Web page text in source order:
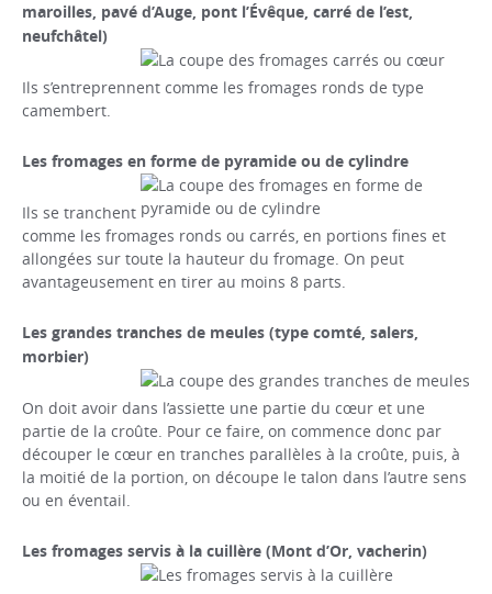
maroilles, pavé d’Auge, pont l’Évêque, carré de l’est,
neufchâtel)
Ils s’entreprennent comme les fromages ronds de type
camembert.
Les fromages en forme de pyramide ou de cylindre
Ils se tranchent
comme les fromages ronds ou carrés, en portions fines et
allongées sur toute la hauteur du fromage. On peut
avantageusement en tirer au moins 8 parts.
Les grandes tranches de meules (type comté, salers,
morbier)
On doit avoir dans l’assiette une partie du cœur et une
partie de la croûte. Pour ce faire, on commence donc par
découper le cœur en tranches parallèles à la croûte, puis, à
la moitié de la portion, on découpe le talon dans l’autre sens
ou en éventail.
Les fromages servis à la cuillère (Mont d’Or, vacherin)